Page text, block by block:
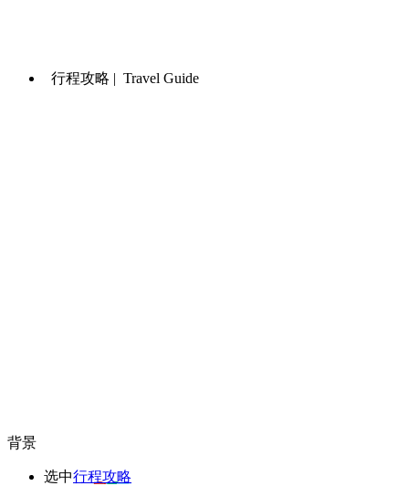
行程攻略 | Travel Guide
背景
选中行程攻略